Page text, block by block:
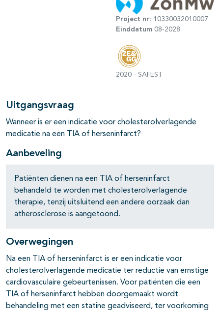
open- en dichtklappen
Project nr: 10330032010007
Einddatum 08-2028
2020 - SAFEST
Uitgangsvraag
Wanneer is er een indicatie voor cholesterolverlagende
medicatie na een TIA of herseninfarct?
Aanbeveling
Patiënten dienen na een TIA of herseninfarct
behandeld te worden met cholesterolverlagende
therapie, tenzij uitsluitend een andere oorzaak dan
atherosclerose is aangetoond.
Overwegingen
Na een TIA of herseninfarct is er een indicatie voor
cholesterolverlagende medicatie ter reductie van ernstige
cardiovasculaire gebeurtenissen. Voor patiënten die een
TIA of herseninfarct hebben doorgemaakt wordt
behandeling met een statine geadviseerd, ter voorkoming